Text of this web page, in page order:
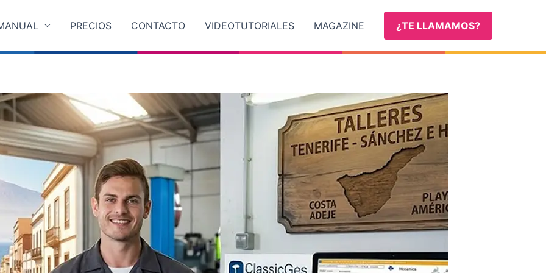
PRECIOS CONTACTO VIDEOTUTORIALES MAGAZINE ¿TE LLAMAMOS?